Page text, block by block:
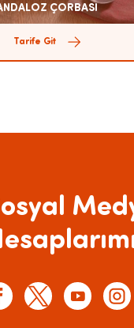
ÇORBASI
Tarife Git